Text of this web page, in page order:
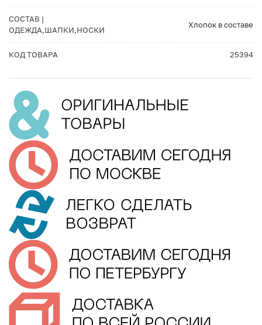
СОСТАВ |
ОДЕЖДА,ШАПКИ,НОСКИ
Хлопок в составе
КОД ТОВАРА 25394